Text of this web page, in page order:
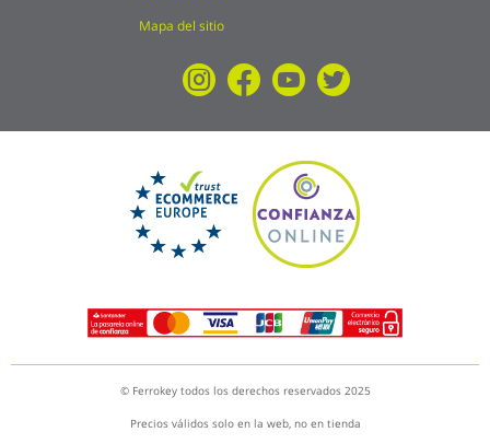
Mapa del sitio
© Ferrokey todos los derechos reservados 2025
Precios válidos solo en la web, no en tienda